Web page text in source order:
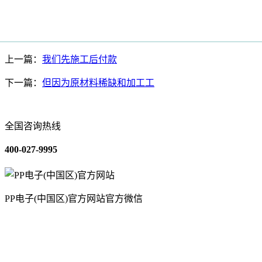
上一篇： 我们先施工后付款
下一篇： 但因为原材料稀缺和加工工
全国咨询热线
400-027-9995
PP电子(中国区)官方网站官方微信